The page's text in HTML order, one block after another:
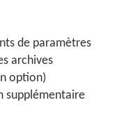
de paramètres
archives
option)
supplémentaire